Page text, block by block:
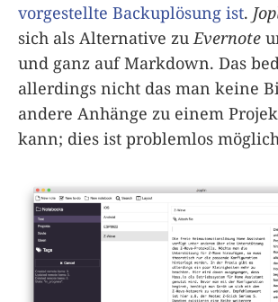
vorgestellte Backuplösung ist.
sich als Alternative zuEvernote
und ganz auf Markdown. Das
allerdings nicht das man keine
andere Anhänge zu einem
kann; dies ist problemlos